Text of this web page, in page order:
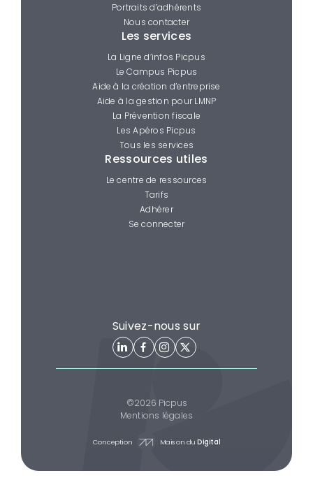
Portraits d’adhérents
Nous contacter
Les services
La Ligne d’infos Picpus
Le Campus Picpus
Aide à la création d’entreprise
Aide à la gestion pour LMNP
La Prévention fiscale
Les Apéros Picpus
Tous les services
Ressources utiles
Le centre de ressources
Tarifs
Adhérer
Se connecter
Suivez-nous sur
©2026 Picpus
Mentions légales
Conception Maison duDigital